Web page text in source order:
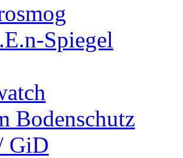
Spiegel
Bodenschutz
GiD